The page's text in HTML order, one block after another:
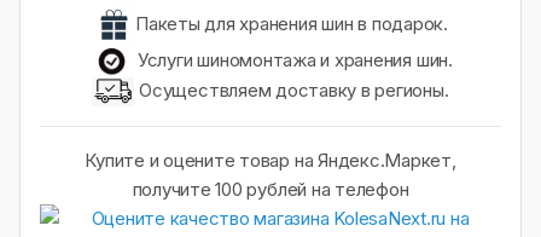
Пакеты для хранения шин в подарок.
Услуги шиномонтажа и хранения шин.
Осуществляем доставку в регионы.
Купите и оцените товар на Яндекс.Маркет,
получите 100 рублей на телефон